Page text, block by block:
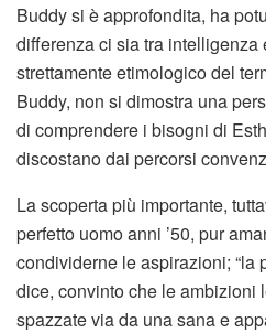
Buddy si è approfondita, ha
differenza ci sia tra intelligenza
strettamente etimologico del
Buddy, non si dimostra una
di comprendere i bisogni di
discostano dai percorsi
La scoperta più importante,
perfetto uomo anni ’50, pur
condividerne le aspirazioni; “la
dice, convinto che le ambizioni
spazzate via da una sana e